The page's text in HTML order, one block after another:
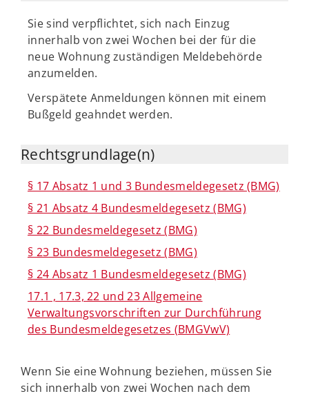
Sie sind verpflichtet, sich nach Einzug
innerhalb von zwei Wochen bei der für die
neue Wohnung zuständigen Meldebehörde
anzumelden.
Verspätete Anmeldungen können mit einem
Bußgeld geahndet werden.
Rechtsgrundlage(n)
§ 17 Absatz 1 und 3 Bundesmeldegesetz (BMG)
§ 21 Absatz 4 Bundesmeldegesetz (BMG)
§ 22 Bundesmeldegesetz (BMG)
§ 23 Bundesmeldegesetz (BMG)
§ 24 Absatz 1 Bundesmeldegesetz (BMG)
17.1 , 17.3, 22 und 23 Allgemeine
Verwaltungsvorschriften zur Durchführung
des Bundesmeldegesetzes (BMGVwV)
Wenn Sie eine Wohnung beziehen, müssen Sie
sich innerhalb von zwei Wochen nach dem